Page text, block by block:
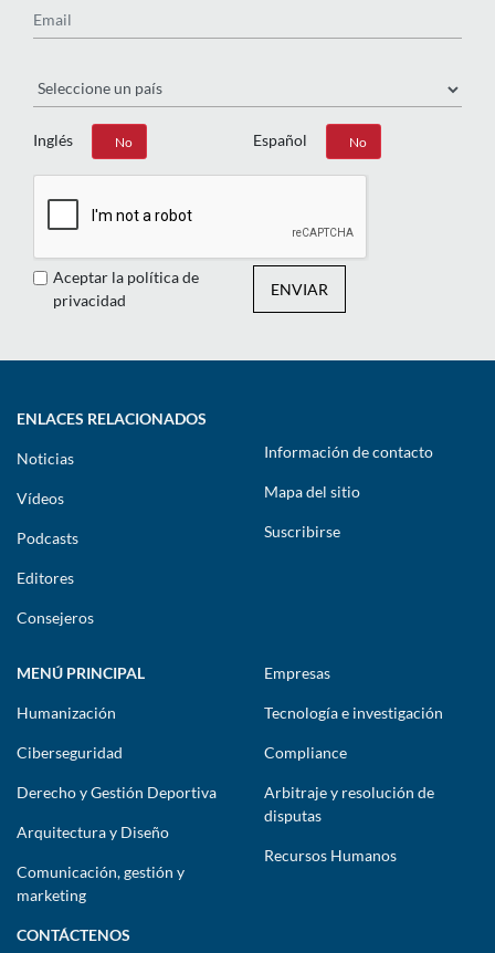
Inglés
Sí No Español
Sí No
Aceptar la política de
privacidad
ENVIAR
ENLACES RELACIONADOS
Noticias
Vídeos
Podcasts
Editores
Consejeros
Información de contacto
Mapa del sitio
Suscribirse
MENÚ PRINCIPAL
Humanización
Ciberseguridad
Derecho y Gestión Deportiva
Arquitectura y Diseño
Comunicación, gestión y
marketing
Empresas
Tecnología e investigación
Compliance
Arbitraje y resolución de
disputas
Recursos Humanos
CONTÁCTENOS